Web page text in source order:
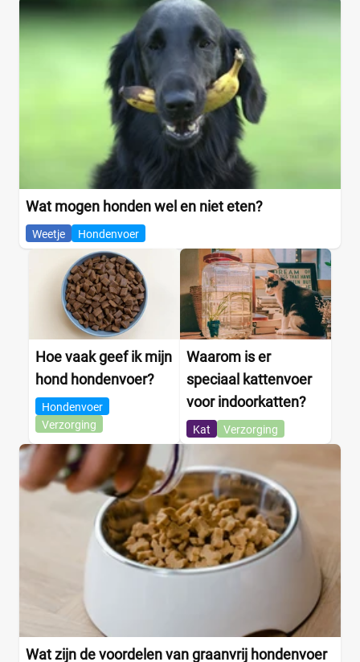
Wat mogen honden wel en niet eten?
Weetje Hondenvoer
Hoe vaak geef ik mijn
hond hondenvoer?
Hondenvoer
Verzorging
Waarom is er
speciaal kattenvoer
voor indoorkatten?
Kat Verzorging
Wat zijn de voordelen van graanvrij hondenvoer